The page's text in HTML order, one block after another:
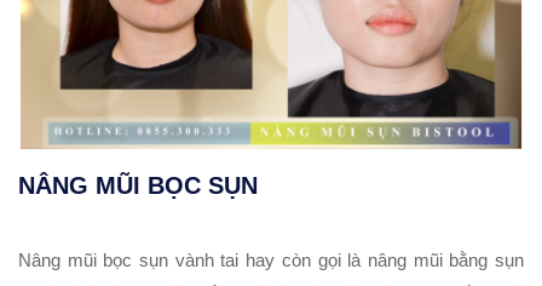
NÂNG MŨI BỌC SỤN
Nâng mũi bọc sụn vành tai hay còn gọi là nâng mũi bằng sụn